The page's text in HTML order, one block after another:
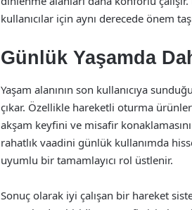
kullanıcılar için aynı derecede önem
Günlük Yaşamda
Yaşam alanının son kullanıcıya
çıkar. Özellikle hareketli oturma
akşam keyfini ve misafir
rahatlık vaadini günlük kullanımda
uyumlu bir tamamlayıcı rol üstlenir.
Sonuç olarak iyi çalışan bir hareket